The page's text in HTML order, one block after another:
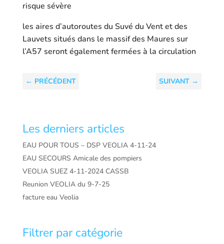
risque sévère
les aires d’autoroutes du Suvé du Vent et des
Lauvets situés dans le massif des Maures sur
l’A57 seront également fermées à la circulation
← PRÉCÉDENT SUIVANT →
Les derniers articles
EAU POUR TOUS – DSP VEOLIA 4-11-24
EAU SECOURS Amicale des pompiers
VEOLIA SUEZ 4-11-2024 CASSB
Reunion VEOLIA du 9-7-25
facture eau Veolia
Filtrer par catégorie